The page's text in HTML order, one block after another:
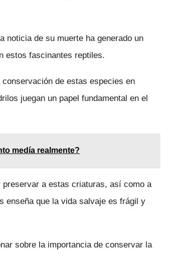
noticia de su muerte ha generado un
estos fascinantes reptiles.
de estas especies en
juegan un papel fundamental en el
medía realmente?
a estas criaturas, así como a
enseña que la vida salvaje es frágil y
sobre la importancia de conservar la